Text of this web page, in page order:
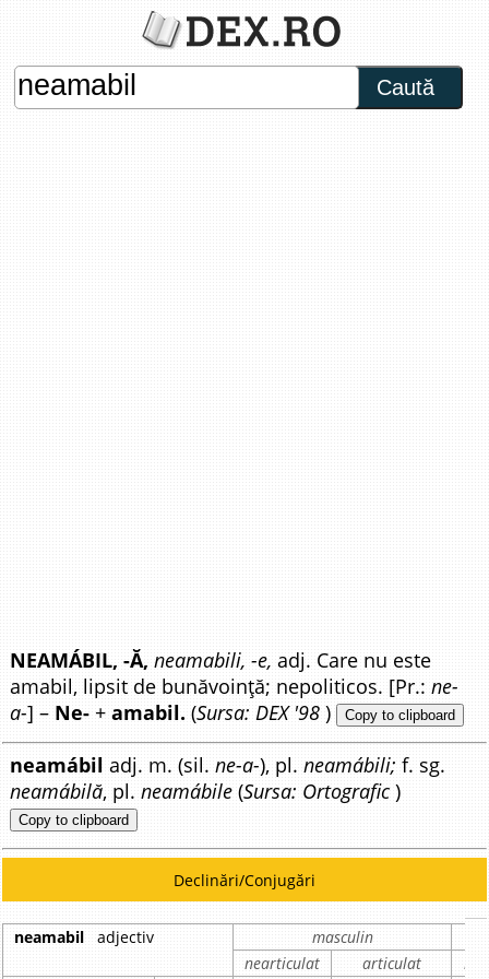
Caută
NEAMÁBIL, -Ă, neamabili, -e, adj. Care nu este
amabil, lipsit de bunăvoință; nepoliticos. [Pr.:ne-
a-] – Ne- +amabil. (Sursa: DEX '98 ) Copy to clipboard
neamábil adj. m. (sil.ne-a-), pl.neamábili; f. sg.
neamábilă, pl.neamábile (Sursa: Ortografic )
Copy to clipboard
Declinări/Conjugări
neamabil adjectiv
masculin
nearticulat
articulat